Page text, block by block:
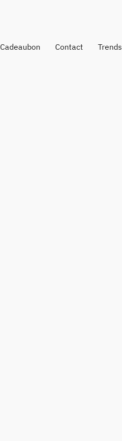
Cadeaubon Contact Trends